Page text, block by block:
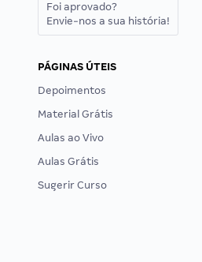
Foi aprovado?
Envie-nos a sua história!
PÁGINAS ÚTEIS
Depoimentos
Material Grátis
Aulas ao Vivo
Aulas Grátis
Sugerir Curso